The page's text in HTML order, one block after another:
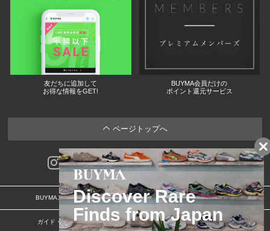
友だちに追加して
お得な情報をGET!
BUYMA会員だけの
ポイント還元サービス
ページトップへ
BUYMAスタートガイド 安心への取り組み
ガイド・お問い合わせ かんたん購入ガイド